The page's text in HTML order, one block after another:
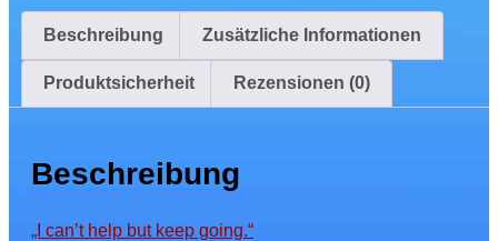
#02
MengeBeschreibung Zusätzliche Informationen
Produktsicherheit Rezensionen (0)
Beschreibung
„I can’t help but keep going.“